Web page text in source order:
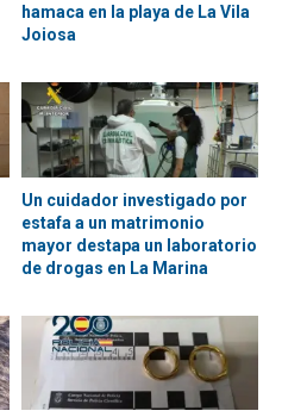
hamaca en la playa de La Vila
Joiosa
Un cuidador investigado por
estafa a un matrimonio
mayor destapa un laboratorio
de drogas en La Marina